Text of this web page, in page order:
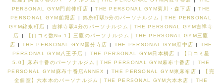
PERSONAL GYM門前仲町店 | THE PERSONAL GYM菊川・森下店 |
THE
PERSONAL GYM船堀店
|
錦糸町駅5分のパーソナルジム｜THE PERSONAL
GYM錦糸町店 |
吉祥寺駅4分のパーソナルジム｜THE PERSONAL GYM吉祥寺
店
|
【口コミ数No.1】三鷹のパーソナルジム｜THE PERSONAL GYM三鷹
店 | THE PERSONAL GYM国分寺店 | THE PERSONAL GYM府中店 |
THE
PERSONAL GYM八王子店 | THE PERSONAL GYM日本橋店 |
【口コミ星
5.0】麻布十番のパーソナルジム｜THE PERSONAL GYM麻布十番店
|
THE
PERSONAL GYM麻布十番店ANNEX
| THE PERSONAL GYM東麻布店 |
【完
全個室】六本木のパーソナルジム｜THE PERSONAL GYM六本木店
|
THE